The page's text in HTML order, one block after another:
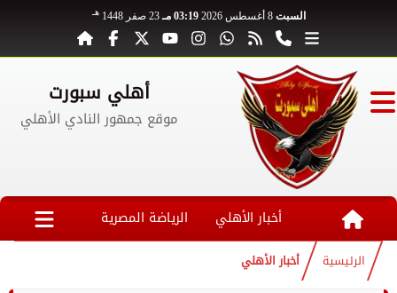
السبت 8 أغسطس 2026 03:19 مـ 23 صفر 1448 هـ
أهلي سبورت
موقع جمهور النادي الأهلي
أخبار الأهلي الرياضة المصرية
الرئيسية أخبار الأهلي